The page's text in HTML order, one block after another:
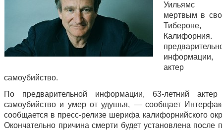
Уильямс
мертвым в
информации,
актер
самоубийство.
По предварительной информации, 63-летний
самоубийство и умер от удушья, — сообщает
сообщается в пресс-релизе шерифа калифорнийского
Окончательно причина смерти будет установлена после